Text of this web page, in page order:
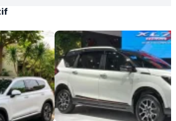
dan mudah dipahami oleh pembaca.